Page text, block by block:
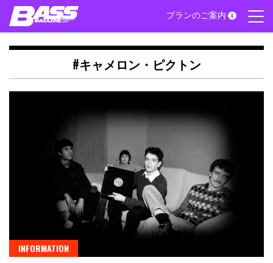
Skip
content
プランのご案内
#キャメロン・ピクトン
INFORMATION